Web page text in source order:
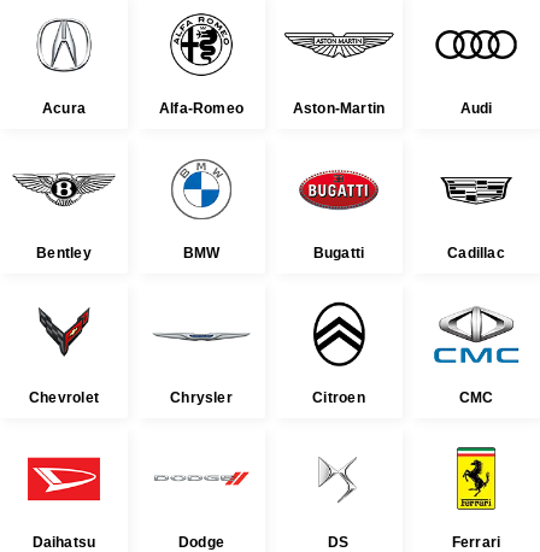
Acura Alfa-Romeo Aston-Martin Audi
Bentley BMW Bugatti Cadillac
Chevrolet Chrysler Citroen CMC
Daihatsu Dodge DS Ferrari